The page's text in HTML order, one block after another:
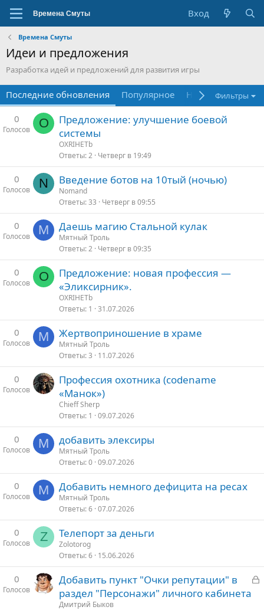
Вход
Времена Смуты
Идеи и предложения
Разработка идей и предложений для развития игры
Последние обновления Популярное Новые Фильтры
0
Голосов O
Предложение: улучшение боевой
системы
OXRIHETb
Ответы 2 Четверг в 19:49
0
Голосов N Введение ботов на 10тый (ночью)
Nomand
Ответы 33 Четверг в 09:55
0
Голосов М Даешь магию Стальной кулак
Мятный Троль
Ответы 2 Четверг в 09:35
0
Голосов O
Предложение: новая профессия —
«Эликсирник».
OXRIHETb
Ответы 1 31.07.2026
0
Голосов М Жертвоприношение в храме
Мятный Троль
Ответы 3 11.07.2026
0
Голосов
Профессия охотника (codename
«Манок»)
Chieff Sherp
Ответы 1 09.07.2026
0
Голосов М добавить элексиры
Мятный Троль
Ответы 0 09.07.2026
0
Голосов М Добавить немного дефицита на ресах
Мятный Троль
Ответы 6 07.07.2026
0
Голосов Z Телепорт за деньги
Zolotorog
Ответы 6 15.06.2026
0
Голосов
З
Добавить пункт "Очки репутации" в
раздел "Персонажи" личного кабинета
Дмитрий Быков